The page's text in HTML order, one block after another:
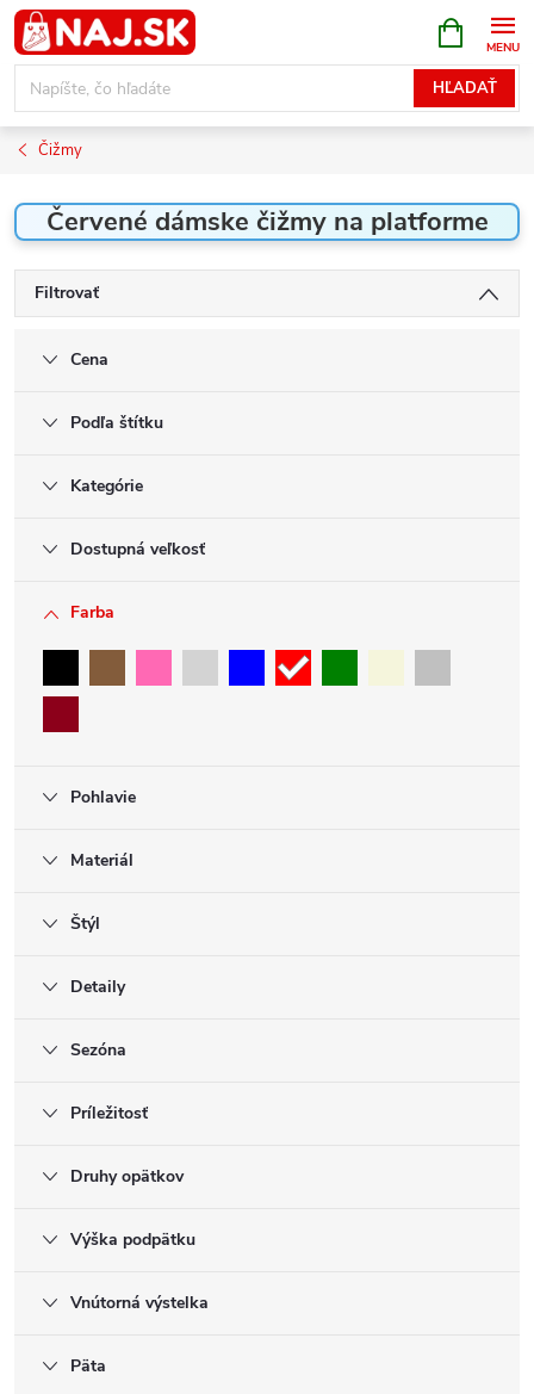
Prejsť
na
obsah
HĽADAŤ
KOŠÍK
Čižmy
Červené dámske čižmy na platforme
Filtrovať
Cena
Podľa štítku
Kategórie
Dostupná veľkosť
Farba
Pohlavie
Materiál
Štýl
Detaily
Sezóna
Príležitosť
Druhy opätkov
Výška podpätku
Vnútorná výstelka
Päta